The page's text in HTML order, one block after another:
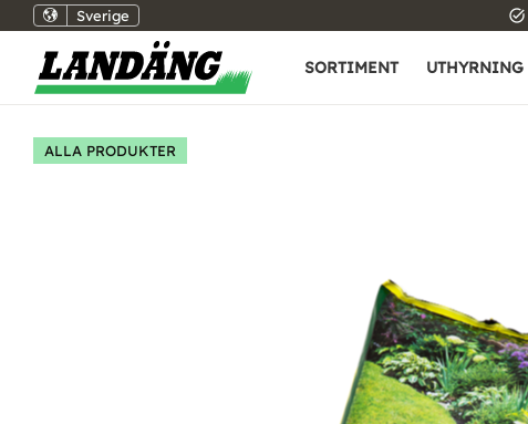
Sverige task_alt
SORTIMENT UTHYRNING
ALLA PRODUKTER